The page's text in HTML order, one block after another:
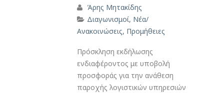
Άρης Μητακίδης
Διαγωνισμοί, Νέα/
Ανακοινώσεις, Προμήθειες
Πρόσκληση εκδήλωσης
ενδιαφέροντος με υποβολή
προσφοράς για την ανάθεση
παροχής λογιστικών υπηρεσιών